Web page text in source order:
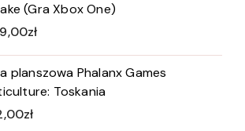
(Gra Xbox One)
zł
planszowa Phalanx Games
Toskania
zł